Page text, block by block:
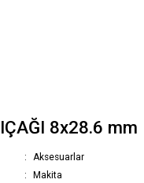
8x28.6 mm
Aksesuarlar
Makita